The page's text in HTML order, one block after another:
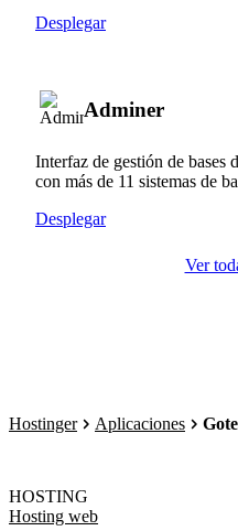
Desplegar
Adminer
Interfaz de gestión de bases
con más de 11 sistemas de
Desplegar
Ver
Hostinger Aplicaciones
HOSTING
Hosting web